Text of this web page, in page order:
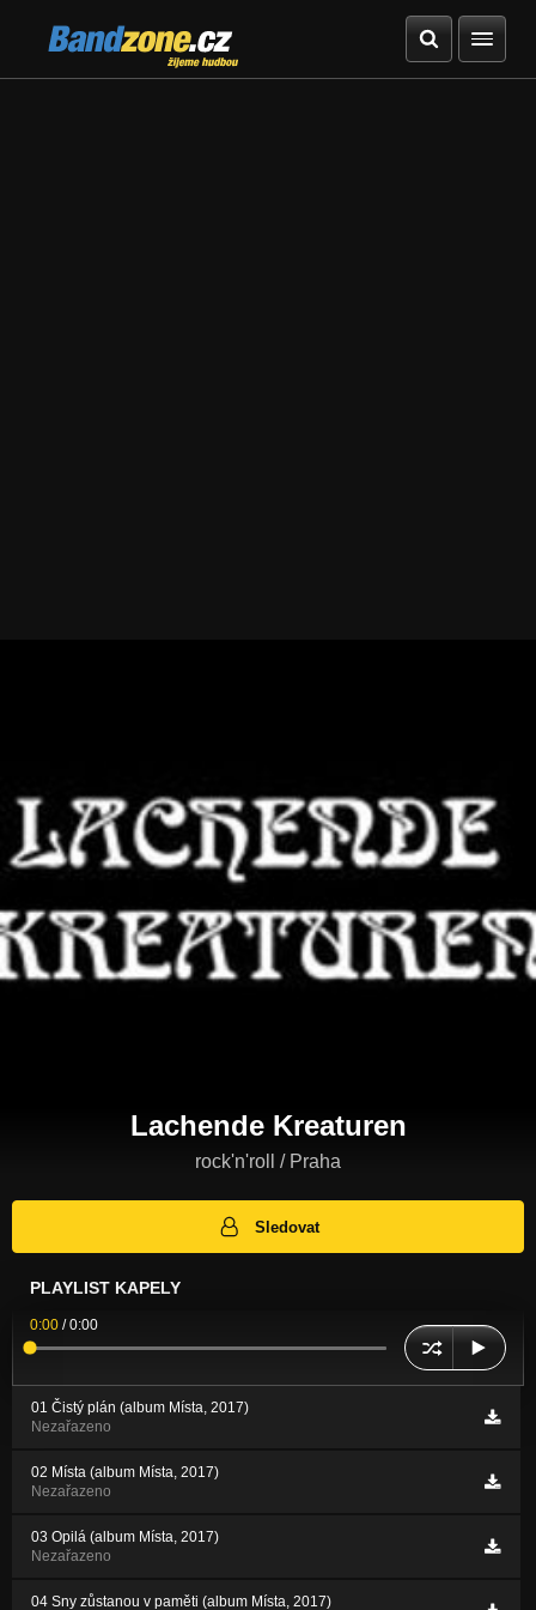
Bandzone.cz
žijeme hudbou
Lachende Kreaturen
rock'n'roll / Praha
Sledovat
PLAYLIST KAPELY
0:00 /0:00
01 Čistý plán (album Místa, 2017)
Nezařazeno
02 Místa (album Místa, 2017)
Nezařazeno
03 Opilá (album Místa, 2017)
Nezařazeno
04 Sny zůstanou v paměti (album Místa, 2017)